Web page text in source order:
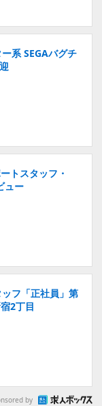
系 SEGAバグチ
トスタッフ・
ュー
フ「正社員」第
2丁目
by